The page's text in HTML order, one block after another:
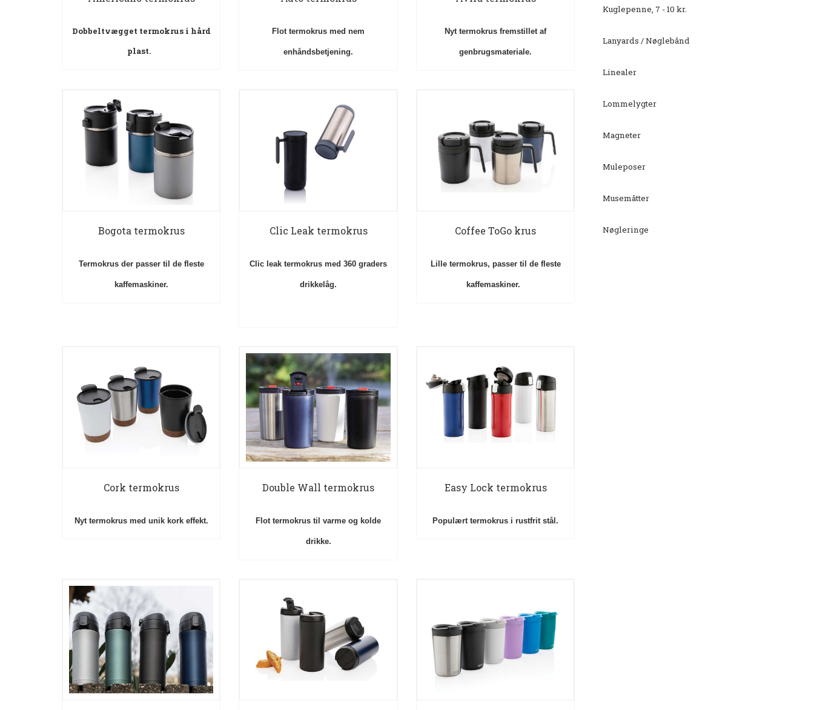
Dobbeltvægget termokrus i hård
plast.
Flot termokrus med nem
enhåndsbetjening.
Nyt termokrus fremstillet af
genbrugsmateriale.
Bogota termokrus
Termokrus der passer til de fleste
kaffemaskiner.
Clic Leak termokrus
Clic leak termokrus med 360 graders
drikkelåg.
Coffee ToGo krus
Lille termokrus, passer til de fleste
kaffemaskiner.
Cork termokrus
Nyt termokrus med unik kork effekt.
Double Wall termokrus
Flot termokrus til varme og kolde
drikke.
Easy Lock termokrus
Populært termokrus i rustfrit stål.
Kuglepenne, 7 - 10 kr.
Lanyards / Nøglebånd
Linealer
Lommelygter
Magneter
Muleposer
Musemåtter
Nøgleringe